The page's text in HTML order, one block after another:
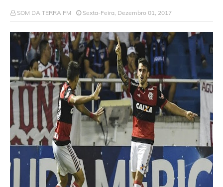
SOM DA TERRA FM Sexta-Feira, Dezembro 01, 2017